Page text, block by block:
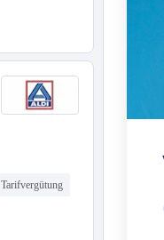
Tarifvergütung